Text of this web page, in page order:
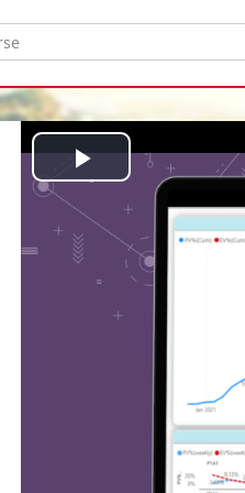
Play
Video